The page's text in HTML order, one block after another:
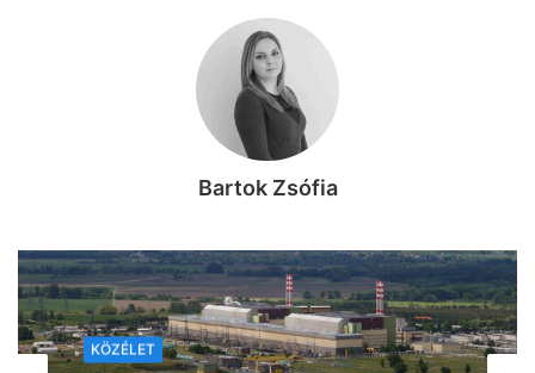
Bartok Zsófia
KÖZÉLET